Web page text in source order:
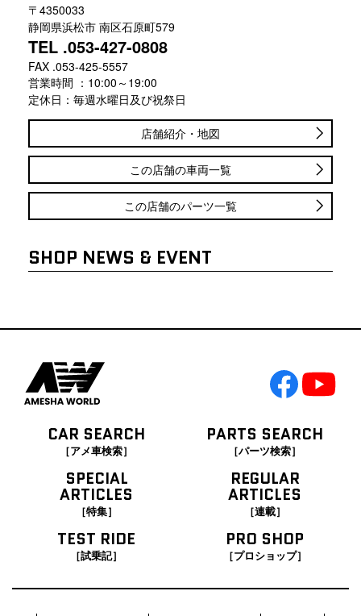
〒4350033
静岡県浜松市 南区石原町579
TEL .053-427-0808
FAX .053-425-5557
営業時間 ：10:00～19:00
定休日：毎週水曜日及び祝祭日
店舗紹介・地図
この店舗の車両一覧
この店舗のパーツ一覧
SHOP NEWS & EVENT
CAR SEARCH
［アメ車検索］
PARTS SEARCH
［パーツ検索］
SPECIAL
ARTICLES
［特集］
REGULAR
ARTICLES
［連載］
TEST RIDE
［試乗記］
PRO SHOP
［プロショップ］